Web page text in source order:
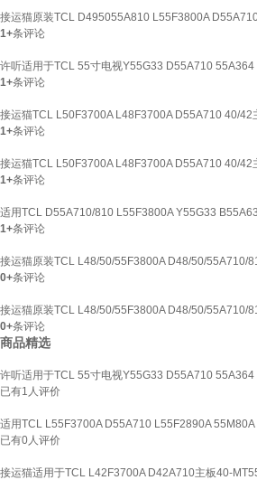
接运猫原装TCL D495055A810 L55F3800A
1+条评论
许听适用于TCL 55寸电视Y55G33 D55A710
1+条评论
接运猫TCL L50F3700A L48F3700A D55A710 40/
1+条评论
接运猫TCL L50F3700A L48F3700A D55A710 40/
1+条评论
适用TCL D55A710/810 L55F3800A Y55G33
1+条评论
接运猫原装TCL L48/50/55F3800A D48/50/55A710/
0+条评论
接运猫原装TCL L48/50/55F3800A D48/50/55A710/
0+条评论
商品精选
许听适用于TCL 55寸电视Y55G33 D55A710
已有1 人评价
适用TCL L55F3700A D55A710 L55F2890A
已有0人评价
接运猫适用于TCL L42F3700A D42A710主板40-